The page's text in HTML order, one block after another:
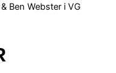
Ben Webster i VG